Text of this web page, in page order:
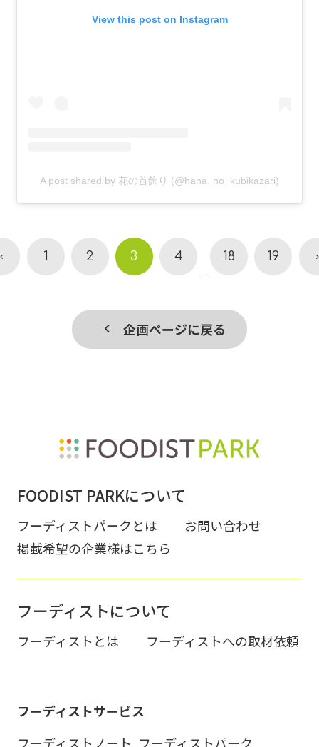
View this post on Instagram
A post shared by 花の首飾り (@hana_no_kubikazari)
1 2 3 4
...
18 19
企画ページに戻る
FOODIST PARKについて
フーディストパークとは
お問い合わせ
掲載希望の企業様はこちら
フーディストについて
フーディストとは フーディストへの取材依頼
フーディストサービス
フーディストノート フーディストパーク